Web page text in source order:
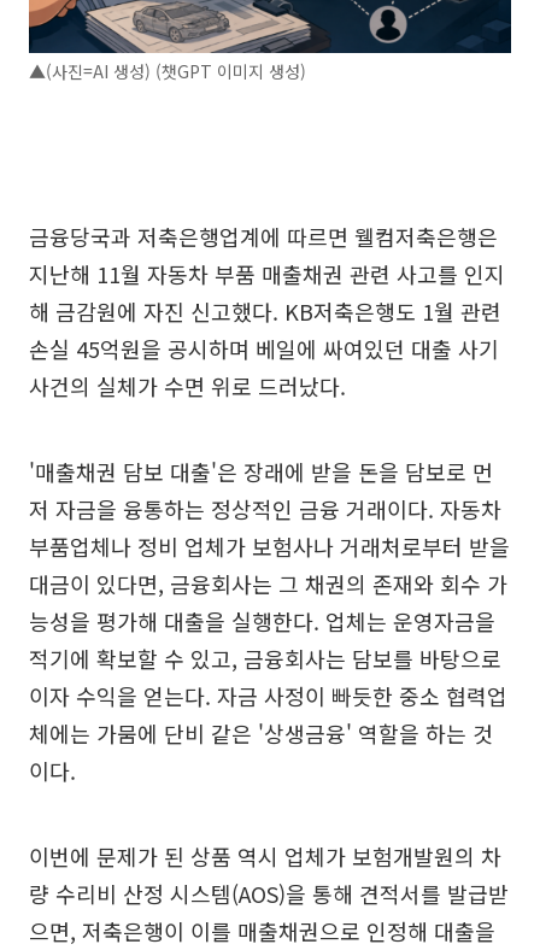
▲(사진=AI 생성) (챗GPT 이미지 생성)
금융당국과 저축은행업계에 따르면 웰컴저축은행은
지난해 11월 자동차 부품 매출채권 관련 사고를 인지
해 금감원에 자진 신고했다. KB저축은행도 1월 관련
손실 45억원을 공시하며 베일에 싸여있던 대출 사기
사건의 실체가 수면 위로 드러났다.
'매출채권 담보 대출'은 장래에 받을 돈을 담보로 먼
저 자금을 융통하는 정상적인 금융 거래이다. 자동차
부품업체나 정비 업체가 보험사나 거래처로부터 받을
대금이 있다면, 금융회사는 그 채권의 존재와 회수 가
능성을 평가해 대출을 실행한다. 업체는 운영자금을
적기에 확보할 수 있고, 금융회사는 담보를 바탕으로
이자 수익을 얻는다. 자금 사정이 빠듯한 중소 협력업
체에는 가뭄에 단비 같은 '상생금융' 역할을 하는 것
이다.
이번에 문제가 된 상품 역시 업체가 보험개발원의 차
량 수리비 산정 시스템(AOS)을 통해 견적서를 발급받
으면, 저축은행이 이를 매출채권으로 인정해 대출을